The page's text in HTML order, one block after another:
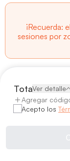
¡Recuerda:
sesiones por
TotalVer detalle
Agregar
Acepto los